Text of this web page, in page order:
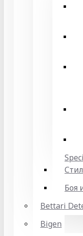
Боя
Bettari
Bigen